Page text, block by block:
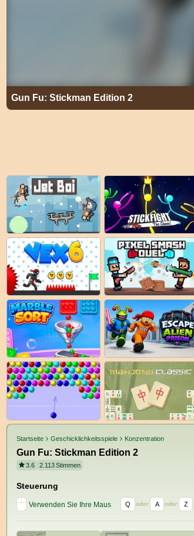
Gun Fu: Stickman Edition 2
Startseite Geschicklichkeitsspiele Konzentration
Gun Fu: Stickman Edition 2
3.6 2.113Stimmen
Steuerung
Verwenden Sie Ihre Maus Q oder A oder Z